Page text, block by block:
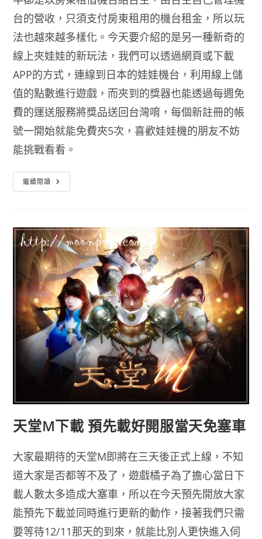
台的營收，只須支付房東租用的機台租金，所以玩
法也越來越多樣化。今天要介紹的是另一種新奇的
線上夾娃娃的新玩法，我們可以透過網頁或下載
APP的方式，連線到日本的娃娃機台，利用線上儲
值的點數進行遊戲，而夾到的獎器也能透過每週免
費的運送服務將獎品送回台灣唷，每個新註冊的帳
號一開始就能免費夾5次，喜歡娃娃機的朋友不妨
能挑戰看看。
繼續閱讀 線
上
抓
樂
霸
下
載
天堂M下載 預先載好開服當天免塞車
大家最期待的天堂M即將在三天後正式上線，不知
道大家是否都等不及了，遊戲橘子為了擔心當日下
載人數太多造成大塞車，所以在今天預先開放大家
能預先下載並同時進行更新的動作，接著我們只需
要等待12/11那天的到來，就能比別人更快進入伺